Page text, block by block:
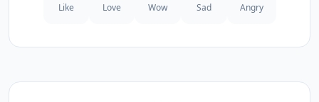
Like Love Wow Sad Angry